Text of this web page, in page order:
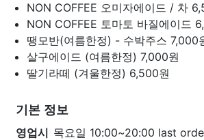
NON COFFEE 오미자에이드 / 차
NON COFFEE 토마토 바질에이드
땡모반(여름한정) - 수박주스 7,000
살구에이드 (여름한정) 7,000원
딸기라떼 (겨울한정) 6,500원
기본 정보
영업시 목요일 10:00~20:00 last